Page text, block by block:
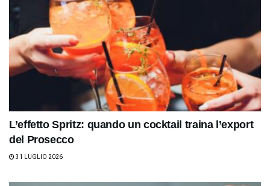
L’effetto Spritz: quando un cocktail traina l’export
del Prosecco
31 LUGLIO 2026